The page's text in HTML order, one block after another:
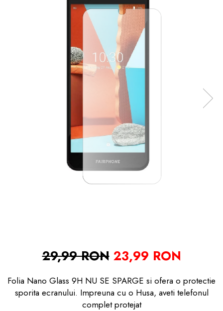
29,99 RON 23,99 RON
Folia Nano Glass 9H NU SE SPARGE si ofera o protectie
sporita ecranului. Impreuna cu o Husa, aveti telefonul
complet protejat